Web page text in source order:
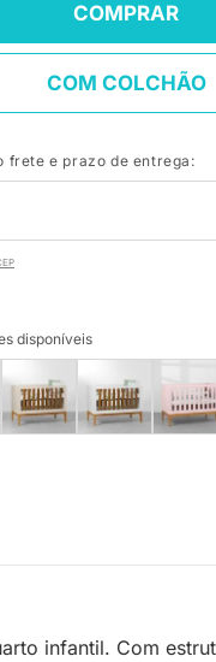
COMPRAR
COM COLCHÃO
frete e prazo de entrega:
disponíveis
infantil. Com